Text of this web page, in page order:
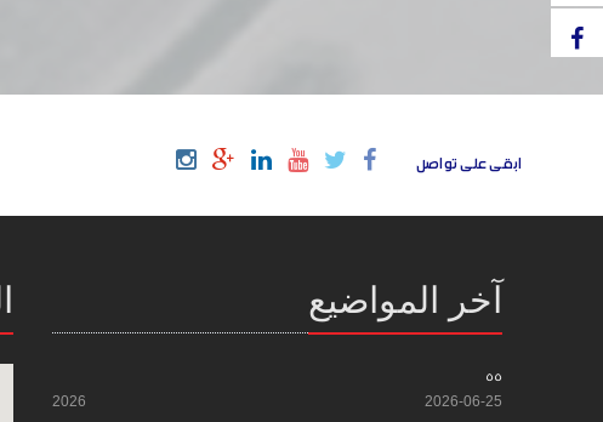
ابقى على تواصل
آخر المواضيع
55
2026-06-25
2026